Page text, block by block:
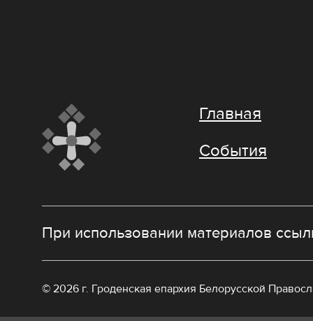
Главная
События
При использовании материалов
© 2026 г. Гроденская епархия Белорусской